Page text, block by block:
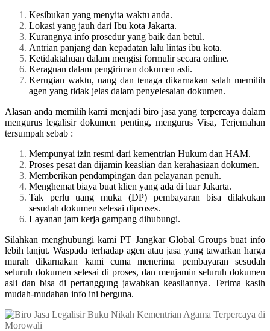
Kesibukan yang menyita waktu anda.
Lokasi yang jauh dari Ibu kota Jakarta.
Kurangnya info prosedur yang baik dan betul.
Antrian panjang dan kepadatan lalu lintas ibu kota.
Ketidaktahuan dalam mengisi formulir secara online.
Keraguan dalam pengiriman dokumen asli.
Kerugian waktu, uang dan tenaga dikarnakan salah memilih
agen yang tidak jelas dalam penyelesaian dokumen.
Alasan anda memilih kami menjadi biro jasa yang terpercaya dalam
mengurus legalisir dokumen penting, mengurus Visa, Terjemahan
tersumpah sebab :
Mempunyai izin resmi dari kementrian Hukum dan HAM.
Proses pesat dan dijamin keaslian dan kerahasiaan dokumen.
Memberikan pendampingan dan pelayanan penuh.
Menghemat biaya buat klien yang ada di luar Jakarta.
Tak perlu uang muka (DP) pembayaran bisa dilakukan
sesudah dokumen selesai diproses.
Layanan jam kerja gampang dihubungi.
Silahkan menghubungi kami PT Jangkar Global Groups buat info
lebih lanjut. Waspada terhadap agen atau jasa yang tawarkan harga
murah dikarnakan kami cuma menerima pembayaran sesudah
seluruh dokumen selesai di proses, dan menjamin seluruh dokumen
asli dan bisa di pertanggung jawabkan keasliannya. Terima kasih
mudah-mudahan info ini berguna.